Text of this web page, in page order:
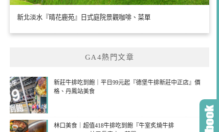
新北淡水『晴花鹿苑』日式庭院景觀咖啡、菜單
GA4熱門文章
新莊牛排吃到飽｜平日99元起『德堡牛排新莊中正店』價
格、丹鳳站美食
林口美食｜超值418牛排吃到飽『牛室炙燒牛排